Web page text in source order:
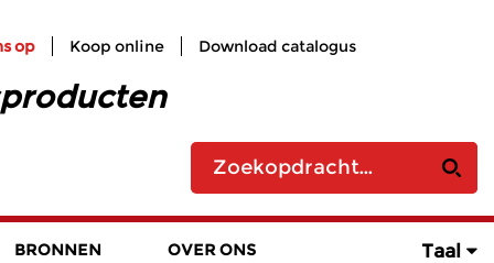
op Koop online Download catalogus
BRONNEN OVER ONS Taal